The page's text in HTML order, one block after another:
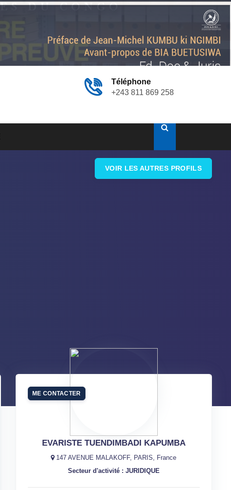
Téléphone
+243 811 869 258
VOIR LES AUTRES PROFILS
ME CONTACTER
EVARISTE TUENDIMBADI KAPUMBA
147 AVENUE MALAKOFF, PARIS, France
Secteur d'activité : JURIDIQUE